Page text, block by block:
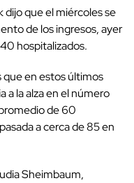
dijo que el miércoles se
de los ingresos, ayer
hospitalizados.
que en estos últimos
a la alza en el número
de 60
a cerca de 85 en
Sheimbaum,